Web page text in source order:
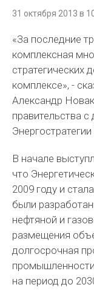
31 октября 2013 в
«За последние
комплексная
стратегических
комплексе», -
Александр
правительства
В начале
что
2009 году и
были
нефтяной и
размещения
долгосрочная
на период до